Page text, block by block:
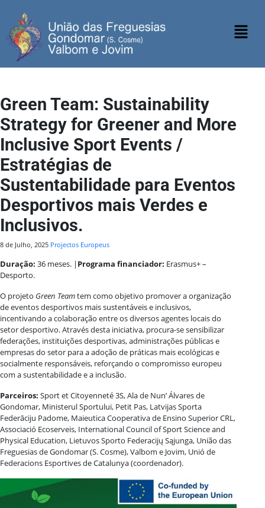
Green Team: Sustainability
Strategy for Greener and More
Inclusive Sport Events /
Estratégias de
Sustentabilidade para Eventos
Desportivos mais Verdes e
Inclusivos.
8 de Julho, 2025 Projectos Europeus
Duração: 36 meses. | Programa financiador: Erasmus+ –
Desporto.
O projeto Green Teamtem como objetivo promover a organização
de eventos desportivos mais sustentáveis e inclusivos,
incentivando a colaboração entre os diversos agentes locais do
setor desportivo. Através desta iniciativa, procura-se sensibilizar
federações, instituições desportivas, administrações públicas e
empresas do setor para a adoção de práticas mais ecológicas e
socialmente responsáveis, reforçando o compromisso europeu
com a sustentabilidade e a inclusão.
Parceiros: Sport et Citoyenneté 3S, Ala de Nun’ Álvares de
Gondomar, Ministerul Sportului, Petit Pas, Latvijas Sporta
Federāciju Padome, Maieutica Cooperativa de Ensino Superior CRL,
Associació Ecoserveis, International Council of Sport Science and
Physical Education, Lietuvos Sporto Federacijų Sąjunga, União das
Freguesias de Gondomar (S. Cosme), Valbom e Jovim, Unió de
Federacions Esportives de Catalunya (coordenador).